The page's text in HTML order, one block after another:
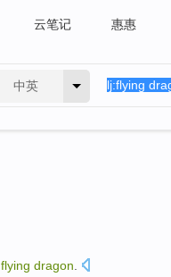
云笔记 惠惠
中英
flying dragon